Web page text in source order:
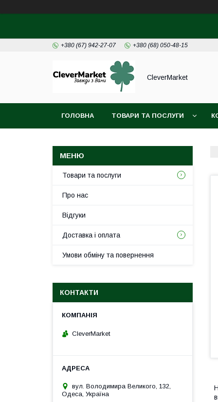
+380 (67) 942-27-07 +380 (68) 050-48-15
CleverMarket
ГОЛОВНА ТОВАРИ ТА ПОСЛУГИ
Товари та послуги
Про нас
Відгуки
Доставка і оплата
Умови обміну та повернення
КОНТАКТИ
CleverMarket
вул. Володимира Великого, 132,
Одеса, Україна